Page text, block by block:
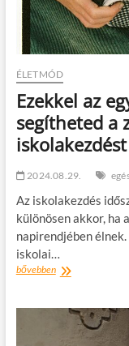
ÉLETMÓD
Ezekkel az
segítheted a
iskolakezdést
2024.08.29.
Az iskolakezdés
különösen akkor, ha
napirendjében
iskolai…
bővebbenEzekkel
módszerekkel
segítheted